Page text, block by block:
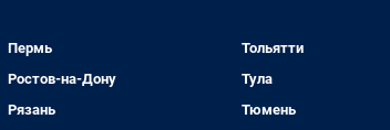
Пермь
Ростов-на-Дону
Рязань
Тольятти
Тула
Тюмень